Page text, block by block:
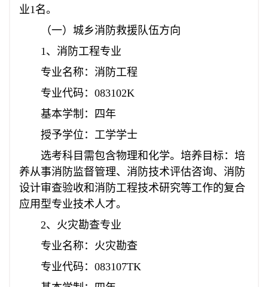
业1名。
（一）城乡消防救援队伍方向
1、消防工程专业
专业名称：消防工程
专业代码：083102K
基本学制：四年
授予学位：工学学士
选考科目需包含物理和化学。培养目标：培
养从事消防监督管理、消防技术评估咨询、消防
设计审查验收和消防工程技术研究等工作的复合
应用型专业技术人才。
2、火灾勘查专业
专业名称：火灾勘查
专业代码：083107TK